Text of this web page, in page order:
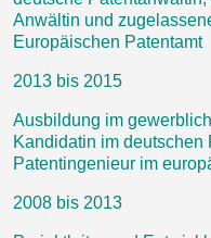
Anwältin und
Europäischen Patentamt
2013 bis 2015
Ausbildung im
Kandidatin im deutschen
Patentingenieur im
2008 bis 2013